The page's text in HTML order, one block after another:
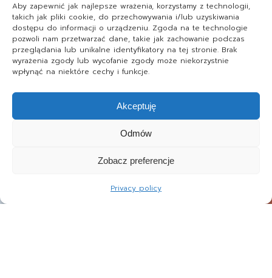
Aby zapewnić jak najlepsze wrażenia, korzystamy z technologii,
takich jak pliki cookie, do przechowywania i/lub uzyskiwania
dostępu do informacji o urządzeniu. Zgoda na te technologie
pozwoli nam przetwarzać dane, takie jak zachowanie podczas
przeglądania lub unikalne identyfikatory na tej stronie. Brak
wyrażenia zgody lub wycofanie zgody może niekorzystnie
wpłynąć na niektóre cechy i funkcje.
Akceptuję
Odmów
Zobacz preferencje
Privacy policy